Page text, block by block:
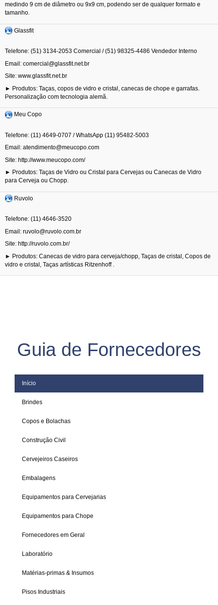
que
filtros.
Outros
grupos
não
medindo 9 cm de diâmetro ou 9x9 cm, podendo ser de qualquer formato e
tamanho.
Glassfit
Telefone: (51) 3134-2053 Comercial / (51) 98325-4486 Vendedor Interno
Email:
Site: www.glassfit.net.br
► Produtos: Taças, copos de vidro e cristal, canecas de chope e garrafas.
Personalização com tecnologia alemã.
Meu Copo
Telefone: (11) 4649-0707 / WhatsApp (11) 95482-5003
Email:
Site: http://www.meucopo.com/
► Produtos: Taças de Vidro ou Cristal para Cervejas ou Canecas de Vidro
para Cerveja ou Chopp.
Ruvolo
Telefone: (11) 4646-3520
Email:
Site: http://ruvolo.com.br/
► Produtos: Canecas de vidro para cerveja/chopp, Taças de cristal, Copos de
vidro e cristal, Taças artísticas Ritzenhoff .
Guia de Fornecedores
Início
Brindes
Copos e Bolachas
Construção Civil
Cervejeiros Caseiros
Embalagens
Equipamentos para Cervejarias
Equipamentos para Chope
Fornecedores em Geral
Laboratório
Matérias-primas & Insumos
Pisos Industriais